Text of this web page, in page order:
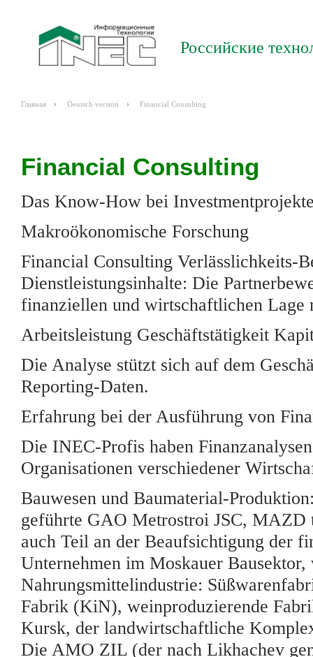
Российские
Главная Deutsch version Financial Consulting
Financial Consulting
Das Know-How bei
Makroökonomische Forschung
Financial Consulting Verlässlichkeits-
Dienstleistungsinhalte: Die
finanziellen und wirtschaftlichen Lage
Arbeitsleistung Geschäftstätigkeit
Die Analyse stützt sich auf dem
Reporting-Daten.
Erfahrung bei der Ausführung von
Die INEC-Profis haben
Organisationen verschiedener
Bauwesen und Baumaterial-
geführte GAO Metrostroi JSC,
auch Teil an der Beaufsichtigung der
Unternehmen im Moskauer
Nahrungsmittelindustrie:
Fabrik (KiN), weinproduzierende
Kursk, der landwirtschaftliche
Die AMO ZIL (der nach Likhachev